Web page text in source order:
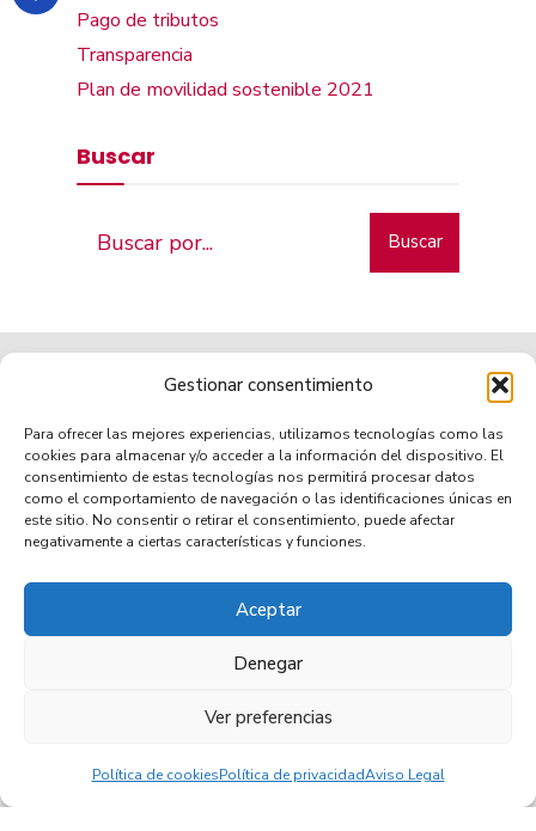
Gestionar consentimiento
Para ofrecer las mejores experiencias, utilizamos tecnologías como las
cookies para almacenar y/o acceder a la información del dispositivo. El
consentimiento de estas tecnologías nos permitirá procesar datos
como el comportamiento de navegación o las identificaciones únicas en
este sitio. No consentir o retirar el consentimiento, puede afectar
negativamente a ciertas características y funciones.
Aceptar
Denegar
Ver preferencias
Política de cookiesPolítica de privacidadAviso Legal
Pago de tributos
Transparencia
Plan de movilidad sostenible 2021
Buscar
Buscar
Municipio de tradición
AVISO LEGAL
POLÍTICA DE COOKIES (UE)
ACCESIBILIDAD
© 2026 Villa de Mazo •
Copyright © 2021 - Ayuntamiento Villa de Mazo, Municipio de Tradición